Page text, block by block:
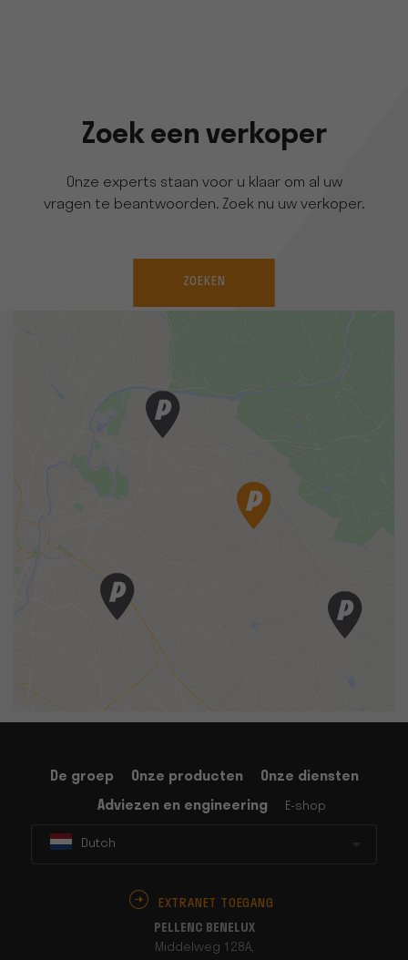
Zoek een verkoper
Onze experts staan voor u klaar om al uw
vragen te beantwoorden. Zoek nu uw verkoper.
ZOEKEN
De groep Onze producten
Onze diensten
Adviezen en engineering
E-shop
Dutch
EXTRANET TOEGANG
PELLENC BENELUX
Middelweg 128A,